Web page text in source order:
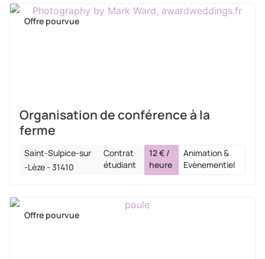
Offre pourvue
Organisation de conférence à la
ferme
Saint-Sulpice-sur
-Lèze - 31410
Contrat
étudiant
12 € /
heure
Animation &
Evènementiel
Offre pourvue